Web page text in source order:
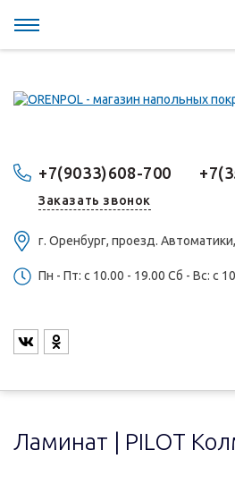
+7(9033)608-700
Заказать звонок
г. Оренбург, проезд.
Пн - Пт: c 10.00 - 19.00 Сб - Вс: c
Ламинат | PILOT